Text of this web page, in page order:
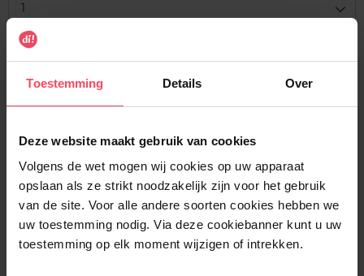
Toestemming Details Over
Deze website maakt gebruik van cookies
Volgens de wet mogen wij cookies op uw apparaat
opslaan als ze strikt noodzakelijk zijn voor het gebruik
van de site. Voor alle andere soorten cookies hebben we
uw toestemming nodig. Via deze cookiebanner kunt u uw
toestemming op elk moment wijzigen of intrekken.
1
Voorradig
In winkelmandje
Gratis levering bij aankoop van min. 35€.
Gratis retour in je winkelpunt
Verzending binnen 24u